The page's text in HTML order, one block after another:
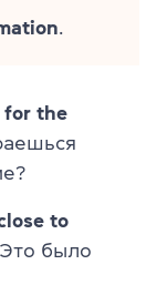
.
for the
to
было